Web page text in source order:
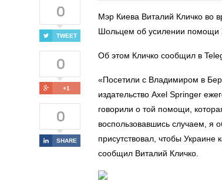
0
TWEET
0
+1
0
SHARE
Мэр Киева Виталий Кличко во
Шольцем об усилении помощи
Об этом Кличко сообщил в
«Посетили с Владимиром в
издательство Axel Springer
говорили о той помощи,
воспользовавшись случаем, я
присутствовал, чтобы
сообщил Виталий Кличко.